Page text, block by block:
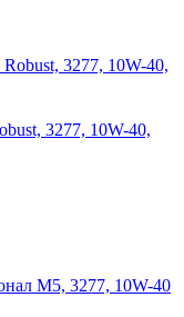
3277, 10W-40,